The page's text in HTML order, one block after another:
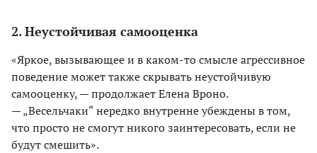
2. Неустойчивая самооценка
«Яркое, вызывающее и в каком-то смысле агрессивное
поведение может также скрывать неустойчивую
самооценку, — продолжает Елена Вроно.
— „Весельчаки“ нередко внутренне убеждены в том,
что просто не смогут никого заинтересовать, если не
будут смешить».